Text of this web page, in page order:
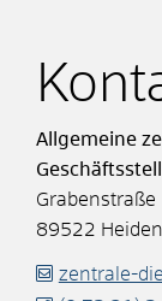
Allgemeine
Grabenstraße
89522
zentrale-